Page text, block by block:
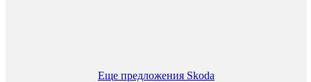
Еще предложения Skoda